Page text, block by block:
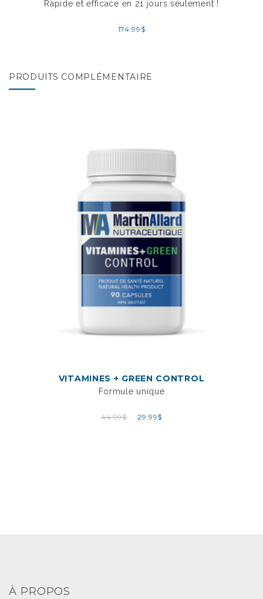
Rapide et efficace en 21 jours seulement !
174.99 $
PRODUITS COMPLÉMENTAIRE
VITAMINES + GREEN CONTROL
Formule unique
44.99$ 29.99$
À PROPOS